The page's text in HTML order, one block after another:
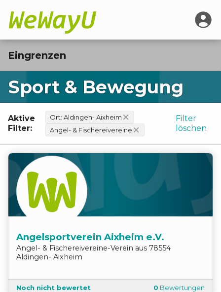
Eingrenzen
Sport & Bewegung
Aktive
Filter:
Ort: Aldingen- Aixheim
Angel- & Fischereivereine
Filter
löschen
Angelsportverein Aixheim e.V.
Angel- & Fischereivereine-Verein aus 78554
Aldingen- Aixheim
Noch nicht bewertet 0 Bewertungen